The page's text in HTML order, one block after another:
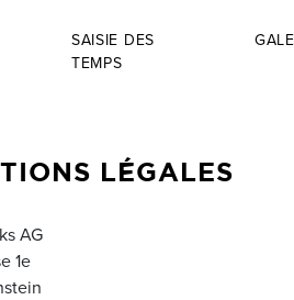
SAISIE DES
TEMPS
LÉGALES
AG
1e